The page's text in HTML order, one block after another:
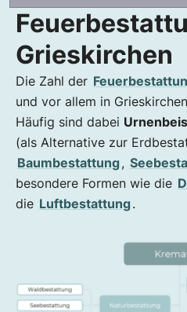
Grieskirchen
Die Zahl der
und vor allem in
Häufig sind dabei
(als Alternative zur
Baumbestattung,
besondere Formen wie die
die Luftbestattung.